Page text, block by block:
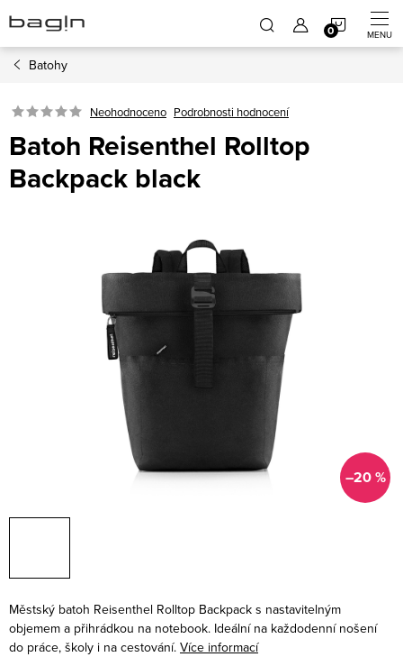
na
obsah
Batohy
Neohodnoceno Podrobnosti hodnocení
Batoh Reisenthel Rolltop
Backpack black
–20 %
Městský batoh Reisenthel Rolltop Backpack s nastavitelným
objemem a přihrádkou na notebook. Ideální na každodenní nošení
do práce, školy i na cestování. Více informací